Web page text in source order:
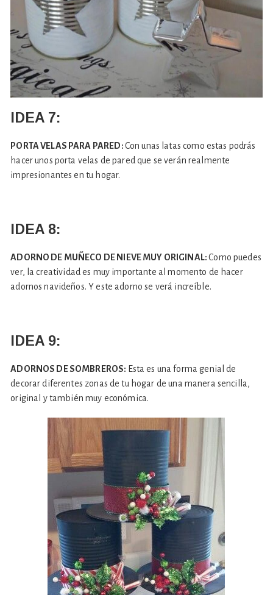
IDEA 7:
PORTA VELAS PARA PARED:Con unas latas como estas podrás
hacer unos porta velas de pared que se verán realmente
impresionantes en tu hogar.
IDEA 8:
ADORNO DE MUÑECO DE NIEVE MUY ORIGINAL:Como puedes
ver, la creatividad es muy importante al momento de hacer
adornos navideños. Y este adorno se verá increíble.
IDEA 9:
ADORNOS DE SOMBREROS: Esta es una forma genial de
decorar diferentes zonas de tu hogar de una manera sencilla,
original y también muy económica.